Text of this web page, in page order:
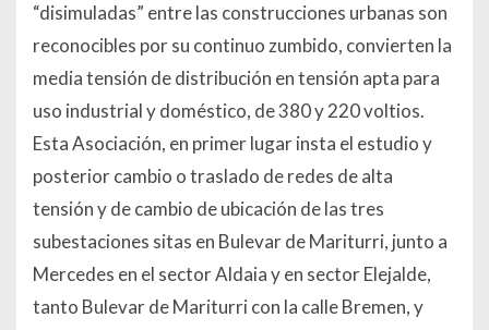
“disimuladas” entre las construcciones urbanas son
reconocibles por su continuo zumbido, convierten la
media tensión de distribución en tensión apta para
uso industrial y doméstico, de 380 y 220 voltios.
Esta Asociación, en primer lugar insta el estudio y
posterior cambio o traslado de redes de alta
tensión y de cambio de ubicación de las tres
subestaciones sitas en Bulevar de Mariturri, junto a
Mercedes en el sector Aldaia y en sector Elejalde,
tanto Bulevar de Mariturri con la calle Bremen, y